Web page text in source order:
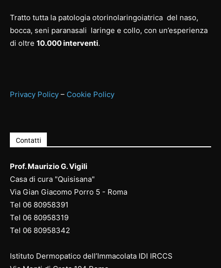
Tratto tutta la patologia otorinolaringoiatrica del naso,
bocca, seni paranasali laringe e collo, con un’esperienza
di oltre 10.000 interventi.
Privacy Policy – Cookie Policy
Contatti
Prof. Maurizio G. Vigili
Casa di cura "Quisisana"
Via Gian Giacomo Porro 5 - Roma
Tel 06 80958391
Tel 06 80958319
Tel 06 80958342
Istituto Dermopatico dell’Immacolata IDI IRCCS